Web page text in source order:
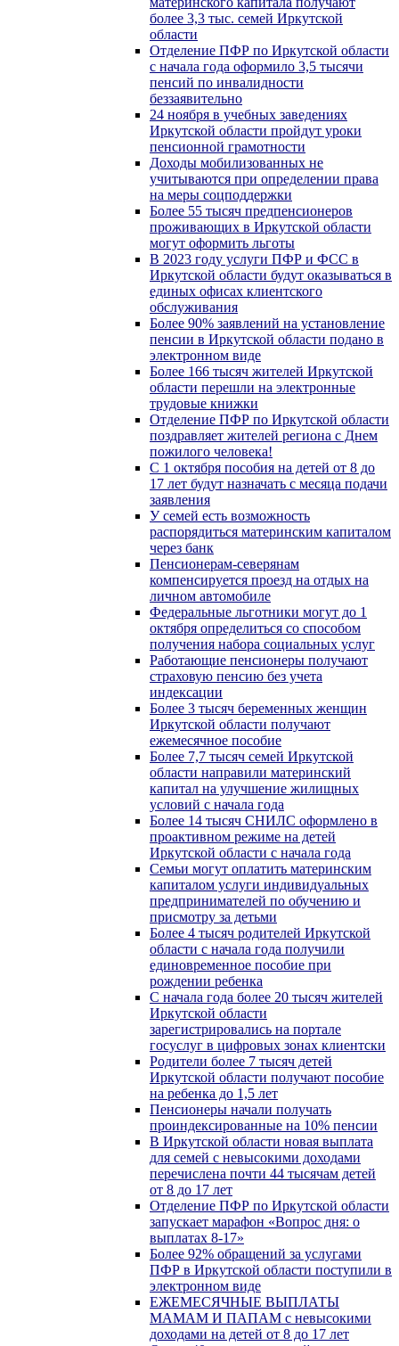
более 3,3 тыс. семей Иркутской
области
Отделение ПФР по Иркутской области
с начала года оформило 3,5 тысячи
пенсий по инвалидности
беззаявительно
24 ноября в учебных заведениях
Иркутской области пройдут уроки
пенсионной грамотности
Доходы мобилизованных не
учитываются при определении права
на меры соцподдержки
Более 55 тысяч предпенсионеров
проживающих в Иркутской области
могут оформить льготы
В 2023 году услуги ПФР и ФСС в
Иркутской области будут оказываться в
единых офисах клиентского
обслуживания
Более 90% заявлений на установление
пенсии в Иркутской области подано в
электронном виде
Более 166 тысяч жителей Иркутской
области перешли на электронные
трудовые книжки
Отделение ПФР по Иркутской области
поздравляет жителей региона с Днем
пожилого человека!
С 1 октября пособия на детей от 8 до
17 лет будут назначать с месяца подачи
заявления
У семей есть возможность
распорядиться материнским капиталом
через банк
Пенсионерам-северянам
компенсируется проезд на отдых на
личном автомобиле
Федеральные льготники могут до 1
октября определиться со способом
получения набора социальных услуг
Работающие пенсионеры получают
страховую пенсию без учета
индексации
Более 3 тысяч беременных женщин
Иркутской области получают
ежемесячное пособие
Более 7,7 тысяч семей Иркутской
области направили материнский
капитал на улучшение жилищных
условий с начала года
Более 14 тысяч СНИЛС оформлено в
проактивном режиме на детей
Иркутской области с начала года
Семьи могут оплатить материнским
капиталом услуги индивидуальных
предпринимателей по обучению и
присмотру за детьми
Более 4 тысяч родителей Иркутской
области с начала года получили
единовременное пособие при
рождении ребенка
С начала года более 20 тысяч жителей
Иркутской области
зарегистрировались на портале
госуслуг в цифровых зонах клиентски
Родители более 7 тысяч детей
Иркутской области получают пособие
на ребенка до 1,5 лет
Пенсионеры начали получать
проиндексированные на 10% пенсии
В Иркутской области новая выплата
для семей с невысокими доходами
перечислена почти 44 тысячам детей
от 8 до 17 лет
Отделение ПФР по Иркутской области
запускает марафон «Вопрос дня: о
выплатах 8-17»
Более 92% обращений за услугами
ПФР в Иркутской области поступили в
электронном виде
ЕЖЕМЕСЯЧНЫЕ ВЫПЛАТЫ
МАМАМ И ПАПАМ с невысокими
доходами на детей от 8 до 17 лет